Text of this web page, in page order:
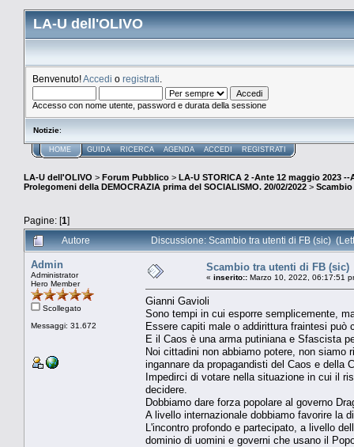
LA-U dell'OLIVO
Benvenuto!Accedi o registrati
Accesso con nome utente, password e durata della sessione
Notizie:
HOME GUIDA RICERCA AGENDA ACCEDI REGISTRATI
LA-U dell'OLIVO > Forum Pubblico > LA-U STORICA 2 -Ante 12 maggio 2023 --
Prolegomeni della DEMOCRAZIA prima del SOCIALISMO. 20/02/2022 >
Pagine: [1]
Autore
Discussione: Scambio tra utenti di FB (sic)
Admin
Administrator
Hero Member
Scollegato
Messaggi: 31.672
Scambio tra utenti di FB (sic)
« inserito:: Marzo 10, 2022, 06:17:51
Gianni Gavioli
Sono tempi in cui esporre semplicemente,
Essere capiti male o addirittura fraintesi può
E il Caos è una arma putiniana e Sfascista
Noi cittadini non abbiamo potere, non
ingannare da propagandisti del Caos e della
Impedirci di votare nella situazione in cui il
decidere.
Dobbiamo dare forza popolare al governo
A livello internazionale dobbiamo favorire la
L'incontro profondo e partecipato, a livello
dominio di uomini e governi che usano il